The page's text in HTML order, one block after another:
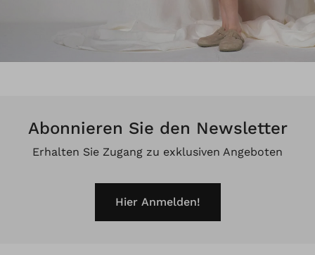
Abonnieren Sie den Newsletter
Erhalten Sie Zugang zu exklusiven Angeboten
Hier Anmelden!